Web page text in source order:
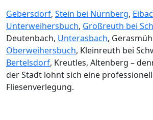
Gebersdorf, Stein bei Nürnberg,
Unterweihersbuch, Großreuth bei
Deutenbach, Unterasbach,
Oberweihersbuch, Kleinreuth bei
Bertelsdorf, Kreutles, Altenberg –
der Stadt lohnt sich eine
Fliesenverlegung.